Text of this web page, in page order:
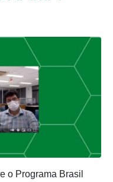
o Programa Brasil